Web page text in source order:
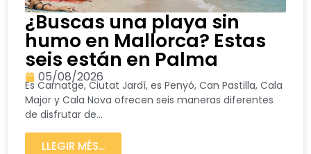
¿Buscas una playa sin
humo en Mallorca? Estas
seis están en Palma
05/08/2026
Es Carnatge, Ciutat Jardí, es Penyó, Can Pastilla, Cala
Major y Cala Nova ofrecen seis maneras diferentes
de disfrutar de...
LLEGIR MÉS...